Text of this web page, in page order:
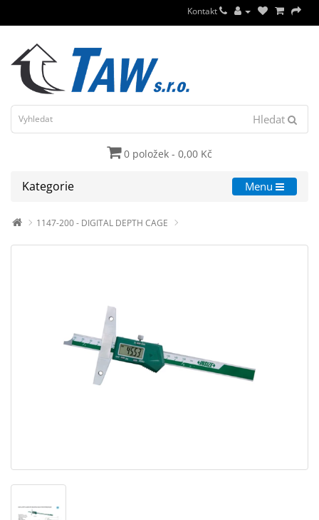
Kontakt
Hledat
0 položek - 0,00 Kč
Kategorie Menu
1147-200 - DIGITAL DEPTH CAGE